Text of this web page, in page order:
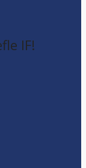
IF!